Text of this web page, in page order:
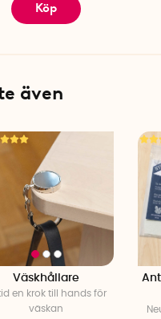
Köp
även
Väskhållare
en krok till hands för
väskan